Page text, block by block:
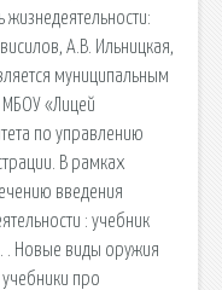
жизнедеятельности:
А.В. Ильницкая,
муниципальным
«Лицей
по управлению
В рамках
введения
: учебник
. Новые виды оружия
про